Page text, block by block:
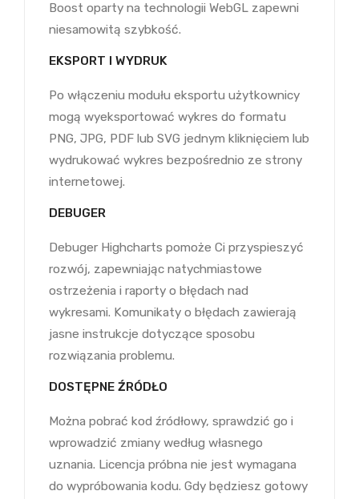
Boost oparty na technologii WebGL zapewni
niesamowitą szybkość.
EKSPORT I WYDRUK
Po włączeniu modułu eksportu użytkownicy
mogą wyeksportować wykres do formatu
PNG, JPG, PDF lub SVG jednym kliknięciem lub
wydrukować wykres bezpośrednio ze strony
internetowej.
DEBUGER
Debuger Highcharts pomoże Ci przyspieszyć
rozwój, zapewniając natychmiastowe
ostrzeżenia i raporty o błędach nad
wykresami. Komunikaty o błędach zawierają
jasne instrukcje dotyczące sposobu
rozwiązania problemu.
DOSTĘPNE ŹRÓDŁO
Można pobrać kod źródłowy, sprawdzić go i
wprowadzić zmiany według własnego
uznania. Licencja próbna nie jest wymagana
do wypróbowania kodu. Gdy będziesz gotowy